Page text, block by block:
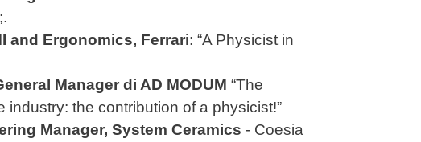
and Ergonomics, Ferrari: “A Physicist in
Manager di AD MODUM “The
the contribution of a physicist!”
Manager, System Ceramics - Coesia